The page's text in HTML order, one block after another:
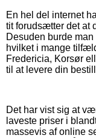
En hel del internet
tit forudsætter det at
Desuden burde
hvilket i mange
Fredericia, Korsør
til at levere din
Det har vist sig at
laveste priser i
massevis af online